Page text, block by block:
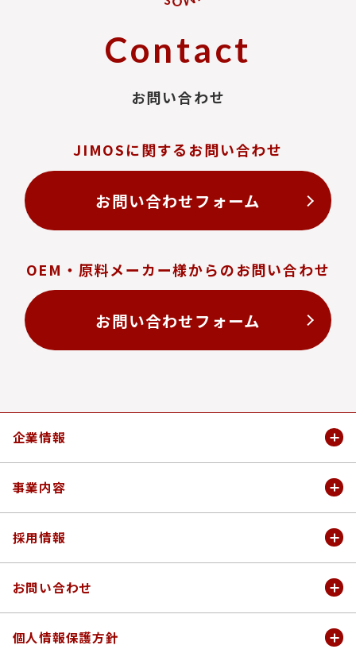
Contact
お問い合わせ
JIMOSに関するお問い合わせ
お問い合わせフォーム
OEM・原料メーカー様からのお問い合わせ
お問い合わせフォーム
企業情報
企業情報
会社概要
沿⾰
事業内容
事業内容
採⽤情報
キャリア・リターン採⽤情報
新卒採⽤情報
お問い合わせ
お問い合わせ
個人情報保護方針